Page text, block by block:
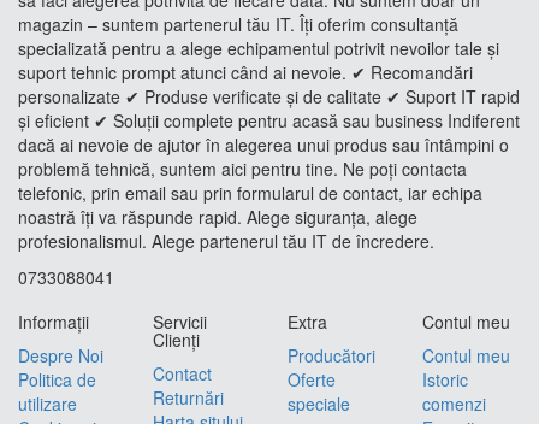
magazin – suntem partenerul tău IT. Îți oferim consultanță
specializată pentru a alege echipamentul potrivit nevoilor tale și
suport tehnic prompt atunci când ai nevoie. ✔ Recomandări
personalizate ✔ Produse verificate și de calitate ✔ Suport IT rapid
și eficient ✔ Soluții complete pentru acasă sau business Indiferent
dacă ai nevoie de ajutor în alegerea unui produs sau întâmpini o
problemă tehnică, suntem aici pentru tine. Ne poți contacta
telefonic, prin email sau prin formularul de contact, iar echipa
noastră îți va răspunde rapid. Alege siguranța, alege
profesionalismul. Alege partenerul tău IT de încredere.
0733088041
Informaţii
Despre Noi
Politica de
utilizare
Servicii
Clienţi
Contact
Returnări
Extra
Producători
Oferte
speciale
Contul meu
Contul meu
Istoric
comenzi